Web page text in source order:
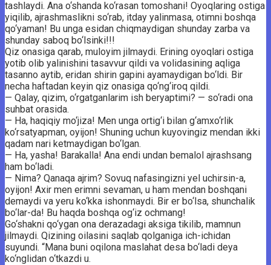
tashlaydi. Ana o‘shanda ko‘rasan tomoshani! Oyoqlaring ostiga
yiqilib, ajrashmaslikni so‘rab, itday yalinmasa, otimni boshqa
qo‘yaman! Bu unga esidan chiqmaydigan shunday zarba va
shunday saboq bo‘lsinki!!!
Qiz onasiga qarab, muloyim jilmaydi. Erining oyoqlari ostiga
yotib olib yalinishini tasavvur qildi va volidasining aqliga
tasanno aytib, eridan shirin gapini ayamaydigan bo‘ldi. Bir
necha haftadan keyin qiz onasiga qo‘ng‘iroq qildi.
— Qalay, qizim, o‘rgatganlarim ish beryaptimi? — so‘radi ona
suhbat orasida.
— Ha, haqiqiy mo‘jiza! Men unga ortig‘i bilan g‘amxo‘rlik
ko‘rsatyapman, oyijon! Shuning uchun kuyovingiz mendan ikki
qadam nari ketmaydigan bo‘lgan.
— Ha, yasha! Barakalla! Ana endi undan bemalol ajrashsang
ham bo‘ladi.
— Nima? Qanaqa ajrim? Sovuq nafasingizni yel uchirsin-a,
oyijon! Axir men erimni sevaman, u ham mendan boshqani
demaydi va yeru ko‘kka ishonmaydi. Bir er bo‘lsa, shunchalik
bo‘lar-da! Bu haqda boshqa og‘iz ochmang!
Go‘shakni qo‘ygan ona derazadagi aksiga tikilib, mamnun
jilmaydi. Qizining oilasini saqlab qolganiga ich-ichidan
suyundi. “Mana buni oqilona maslahat desa bo‘ladi deya
ko‘nglidan o‘tkazdi u.